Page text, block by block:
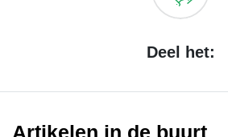
Deel het:
Artikelen in de buurt